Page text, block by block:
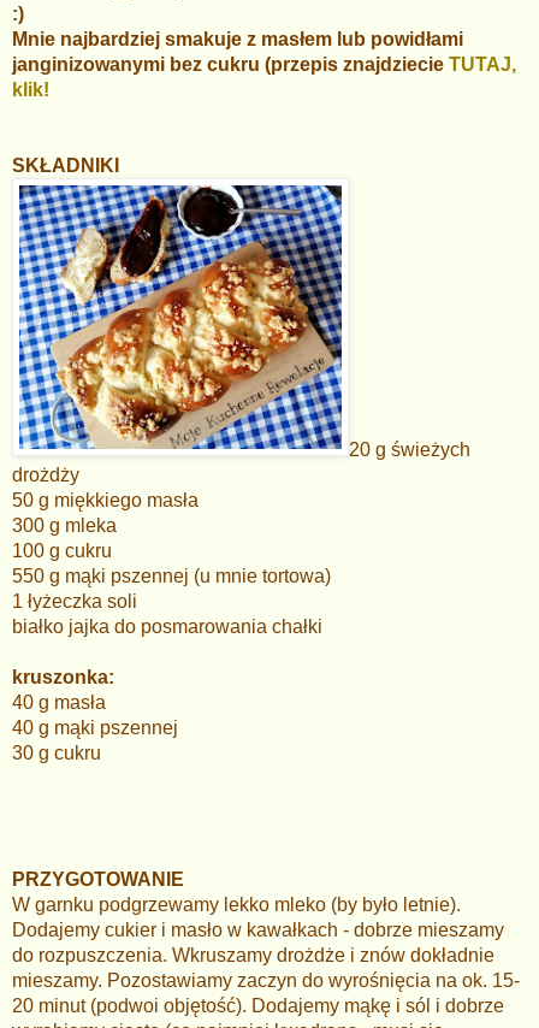
:)
Mnie najbardziej smakuje z masłem lub powidłami
janginizowanymi bez cukru (przepis znajdziecie TUTAJ,
klik!
SKŁADNIKI
20 g świeżych
drożdży
50 g miękkiego masła
300 g mleka
100 g cukru
550 g mąki pszennej (u mnie tortowa)
1 łyżeczka soli
białko jajka do posmarowania chałki
kruszonka:
40 g masła
40 g mąki pszennej
30 g cukru
PRZYGOTOWANIE
W garnku podgrzewamy lekko mleko (by było letnie).
Dodajemy cukier i masło w kawałkach - dobrze mieszamy
do rozpuszczenia. Wkruszamy drożdże i znów dokładnie
mieszamy. Pozostawiamy zaczyn do wyrośnięcia na ok. 15-
20 minut (podwoi objętość). Dodajemy mąkę i sól i dobrze